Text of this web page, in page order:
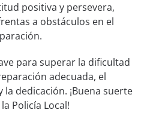
positiva y persevera,
a obstáculos en el
para superar la dificultad
adecuada, el
dedicación. ¡Buena suerte
Policía Local!